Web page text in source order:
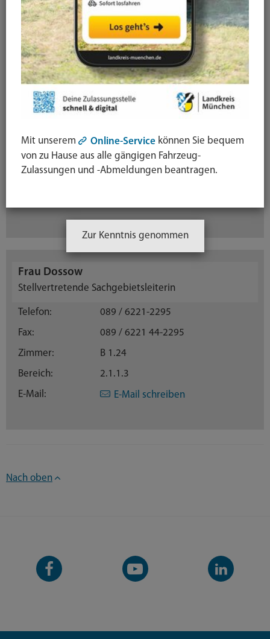
Aufgaben der Organisationseinheit
Wirtschaftliche Hilfen
Frau Richter
Sachgebietsleiterin
Fax:
089 / 6221 44-2822
Zimmer:
B 1.32
Frau Dossow
Stellvertretende Sachgebietsleiterin
Telefon:
089 / 6221-2295
Fax:
089 / 6221 44-2295
Zimmer:
B 1.24
Bereich:
2.1.1.3
E-Mail:
E-Mail schreiben
Nach oben
Facebook-
Seite
YouTube-
Kanal
LinkedIn-
Kanal
Mit unserem Online-Service können Sie bequem
von zu Hause aus alle gängigen Fahrzeug-
Zulassungen und -Abmeldungen beantragen.
Zur Kenntnis genommen